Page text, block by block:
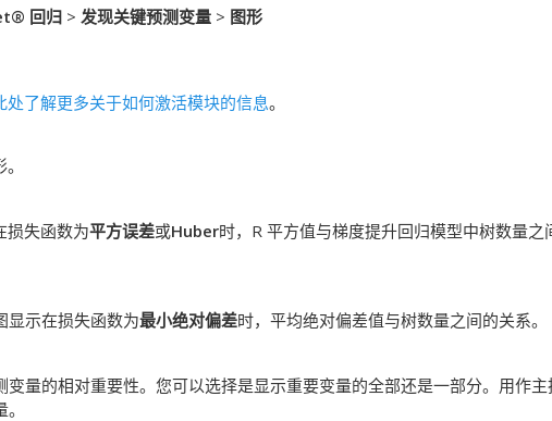
回归 > 发现关键预测变量 > 图形
处了解更多关于如何激活模块的信息。
损失函数为平方误差或Huber时，R 平方值与梯度提升回归模型中树数量之
显示在损失函数为最小绝对偏差时，平均绝对偏差值与树数量之间的关系。
变量的相对重要性。您可以选择是显示重要变量的全部还是一部分。用作主